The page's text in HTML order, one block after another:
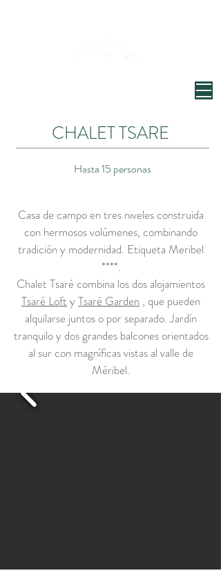
CHALET TSARE
Hasta 15 personas
Casa de campo en tres niveles construida
con hermosos volúmenes, combinando
tradición y modernidad. Etiqueta Meribel
****.
Chalet Tsaré combina los dos alojamientos
Tsaré Loft y Tsaré Garden , que pueden
alquilarse juntos o por separado. Jardín
tranquilo y dos grandes balcones orientados
al sur con magníficas vistas al valle de
Méribel.